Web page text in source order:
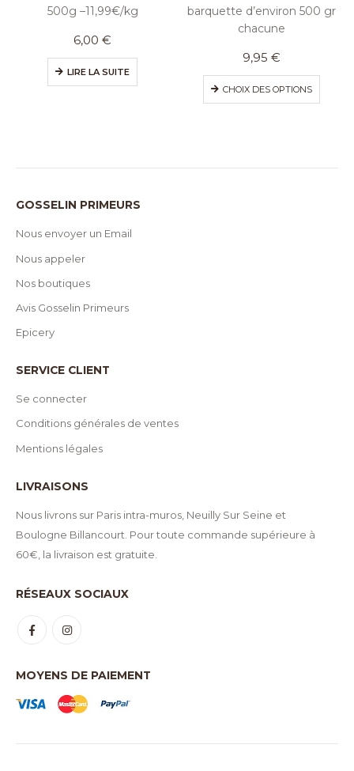
500g –11,99€/kg
6,00 €
LIRE LA SUITE
barquette d’environ 500 gr
chacune
9,95 €
CHOIX DES OPTIONS
GOSSELIN PRIMEURS
Nous envoyer un Email
Nous appeler
Nos boutiques
Avis Gosselin Primeurs
Epicery
SERVICE CLIENT
Se connecter
Conditions générales de ventes
Mentions légales
LIVRAISONS
Nous livrons sur Paris intra-muros, Neuilly Sur Seine et
Boulogne Billancourt. Pour toute commande supérieure à
60€, la livraison est gratuite.
RÉSEAUX SOCIAUX
MOYENS DE PAIEMENT